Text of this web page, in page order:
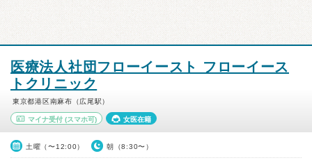
医療法人社団フローイースト フローイース
トクリニック
東京都港区南麻布（広尾駅）
マイナ受付 (スマホ可) 女医在籍
土曜（〜12:00） 朝（8:30〜）